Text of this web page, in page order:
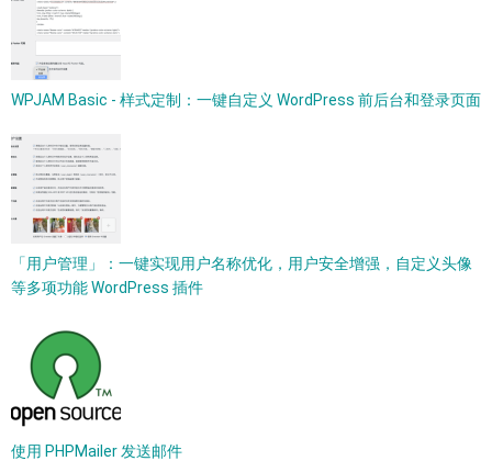
WPJAM Basic - 样式定制：一键自定义 WordPress 前后台和登录页面
「用户管理」：一键实现用户名称优化，用户安全增强，自定义头像
等多项功能 WordPress 插件
使用 PHPMailer 发送邮件